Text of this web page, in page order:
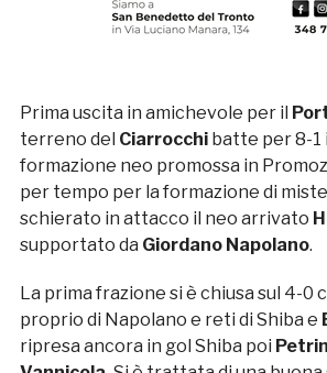
Prima uscita in amichevole per il
terreno del Ciarrocchibatte per 8-1 il
formazione neo promossa in
per tempo per la formazione di
schierato in attacco il neo arrivato
supportato da Giordano Napolano.
La prima frazione si è chiusa sul 4-0
proprio di Napolano e reti di Shiba e
ripresa ancora in gol Shiba poi